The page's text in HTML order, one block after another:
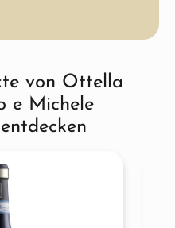
von Ottella
e Michele